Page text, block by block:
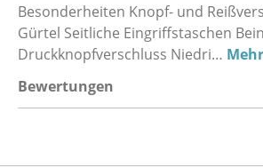
Besonderheiten Knopf- und
Gürtel Seitliche Eingriffstaschen
Druckknopfverschluss Niedri… Mehr
Bewertungen